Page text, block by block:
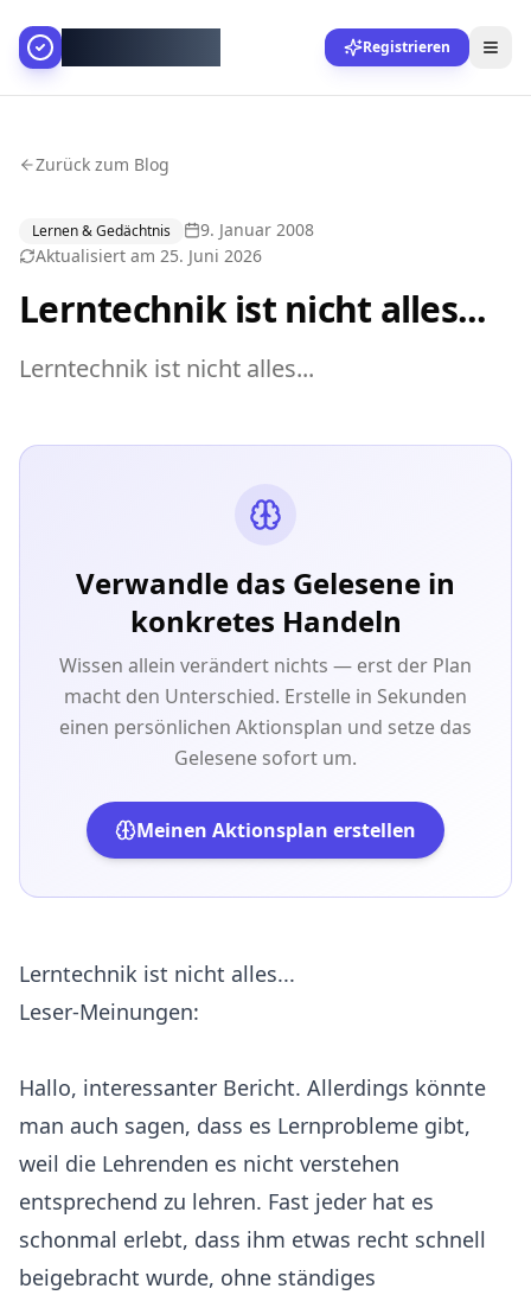
Registrieren
Zurück zum Blog
Lernen & Gedächtnis
9. Januar 2008
Aktualisiert am 25. Juni 2026
Lerntechnik ist nicht alles...
Lerntechnik ist nicht alles...
Verwandle das Gelesene in
konkretes Handeln
Wissen allein verändert nichts — erst der Plan
macht den Unterschied. Erstelle in Sekunden
einen persönlichen Aktionsplan und setze das
Gelesene sofort um.
Meinen Aktionsplan erstellen
Lerntechnik ist nicht alles...
Leser-Meinungen:
Hallo, interessanter Bericht. Allerdings könnte
man auch sagen, dass es Lernprobleme gibt,
weil die Lehrenden es nicht verstehen
entsprechend zu lehren. Fast jeder hat es
schonmal erlebt, dass ihm etwas recht schnell
beigebracht wurde, ohne ständiges